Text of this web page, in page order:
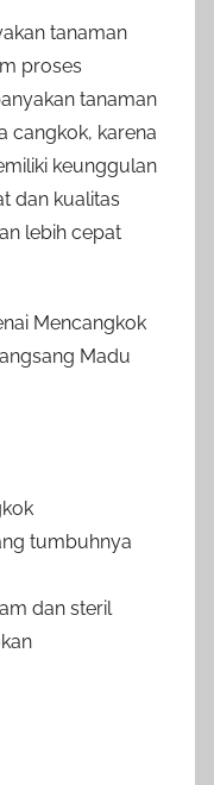
tanaman
proses
tanaman
cangkok, karena
keunggulan
dan kualitas
lebih cepat
Mencangkok
Madu
tumbuhnya
dan steril